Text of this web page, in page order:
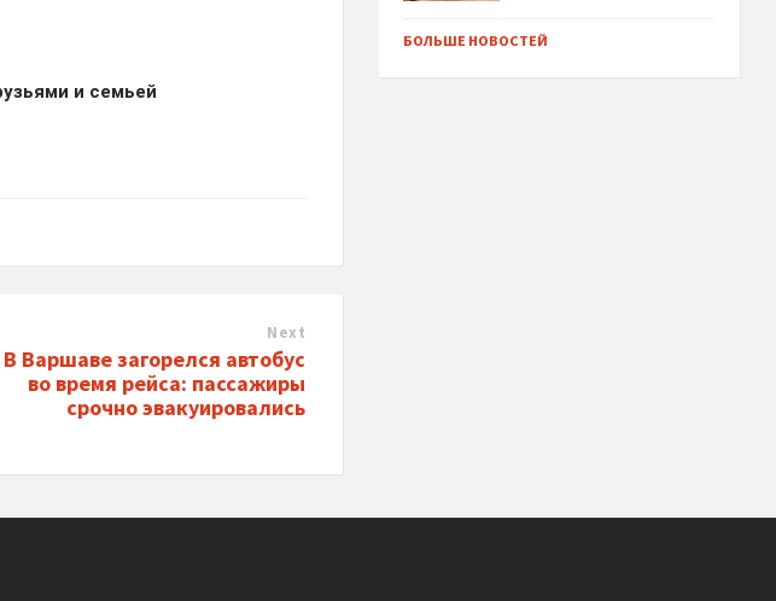
и семьей
Next
В Варшаве загорелся автобус
во время рейса: пассажиры
срочно эвакуировались
БОЛЬШЕ НОВОСТЕЙ